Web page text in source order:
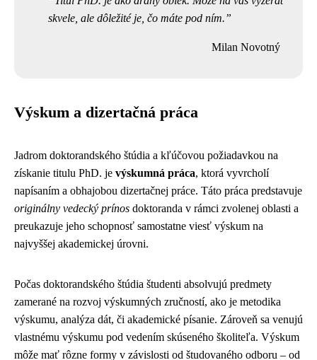
skvele, ale dôležité je, čo máte pod ním.
Milan Novotný
Výskum a dizertačná práca
Jadrom doktorandského štúdia a kľúčovou požiadavkou na
získanie titulu PhD. je výskumná práca, ktorá vyvrcholí
napísaním a obhajobou dizertačnej práce. Táto práca predstavuje
originálny vedecký prínos doktoranda v rámci zvolenej oblasti a
preukazuje jeho schopnosť samostatne viesť výskum na
najvyššej akademickej úrovni.
Počas doktorandského štúdia študenti absolvujú predmety
zamerané na rozvoj výskumných zručností, ako je metodika
výskumu, analýza dát, či akademické písanie. Zároveň sa venujú
vlastnému výskumu pod vedením skúseného školiteľa. Výskum
môže mať rôzne formy v závislosti od študovaného odboru – od